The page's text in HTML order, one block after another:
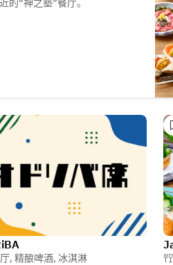
“神之塾”餐厅。
, 精酿啤酒, 冰淇淋